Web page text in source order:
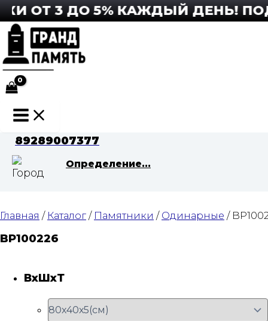
Перейти
к
содержимому
ОТ 3 ДО 5% КАЖДЫЙ ДЕНЬ!
Main
Menu
89289007377
Определение...
Главная / Каталог / Памятники / Одинарные /
BP100226
ВхШхТ